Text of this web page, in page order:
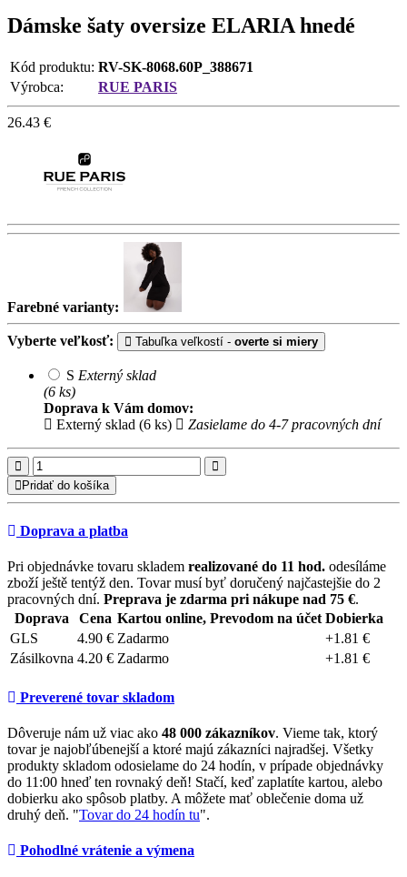
Dámske šaty oversize ELARIA hnedé
Kód produktu: RV-SK-8068.60P_388671
Výrobca:
RUE PARIS
26.43 €
Farebné varianty:
Vyberte veľkosť: Tabuľka veľkostí - overte si miery
S Externý sklad
(6 ks)
Doprava k Vám domov:
Externý sklad (6 ks)
Zasielame do 4-7 pracovných dní
Pridať do košíka
Doprava a platba
Pri objednávke tovaru skladem realizované do 11 hod. odesíláme
zboží ještě tentýž den. Tovar musí byť doručený najčastejšie do 2
pracovných dní. Preprava je zdarma pri nákupe nad 75 €.
Doprava
Cena Kartou online, Prevodom na účet Dobierka
GLS
4.90 € Zadarmo
+1.81 €
Zásilkovna 4.20 € Zadarmo +1.81 €
Preverené tovar skladom
Dôveruje nám už viac ako 48 000 zákazníkov. Vieme tak, ktorý
tovar je najobľúbenejší a ktoré majú zákazníci najradšej. Všetky
produkty skladom odosielame do 24 hodín, v prípade objednávky
do 11:00 hneď ten rovnaký deň! Stačí, keď zaplatíte kartou, alebo
dobierku ako spôsob platby. A môžete mať oblečenie doma už
druhý deň. "Tovar do 24 hodín tu".
Pohodlné vrátenie a výmena